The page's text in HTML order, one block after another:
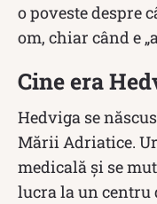
o poveste despre
om, chiar când e
Cine era
Hedviga se
Mării Adriatice.
medicală și se
lucra la un centru